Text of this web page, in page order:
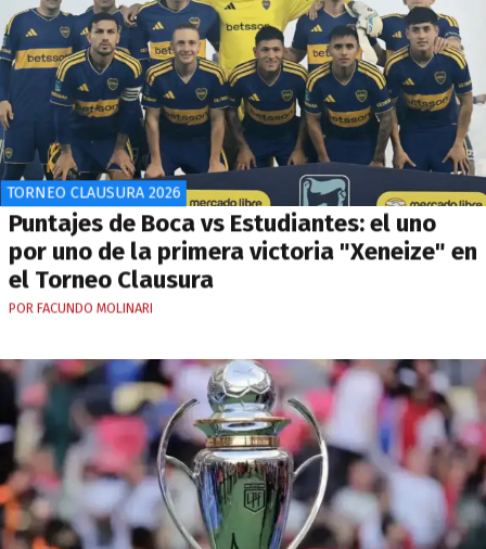
TORNEO CLAUSURA 2026
Puntajes de Boca vs Estudiantes: el uno
por uno de la primera victoria "Xeneize" en
el Torneo Clausura
POR FACUNDO MOLINARI